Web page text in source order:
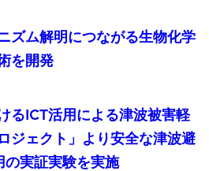
ズム解明につながる生物化学
を開発
るICT活用による津波被害軽
ジェクト」より安全な津波避
実証実験を実施